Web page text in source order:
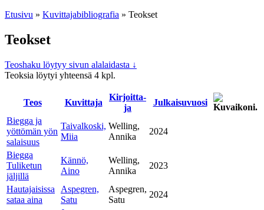
Etusivu » Kuvittaja­bibliografia » Teokset
Teokset
Teoshaku löytyy sivun alalaidasta ↓
Teoksia löytyi yhteensä 4 kpl.
Teos Kuvitta­ja
Kirjoitta­
ja
Julkaisu­vuosi
Biegga ja
yöttömän yön
salaisuus
Taivalkoski,
Miia
Welling,
Annika
2024
Biegga
Tuliketun
jäljillä
Kännö,
Aino
Welling,
Annika
2023
Hautajaisissa
sataa aina
Aspegren,
Satu
Aspegren,
Satu
2024